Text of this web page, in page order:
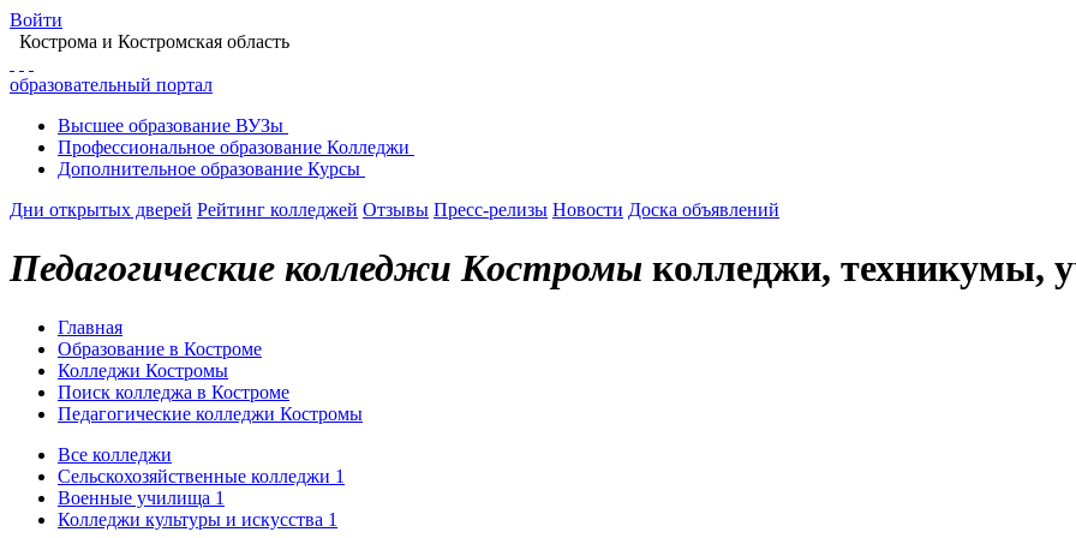
Войти
Кострома и Костромская область
образовательный портал
Высшее образование ВУЗы
Профессиональное образование Колледжи
Дополнительное образование Курсы
Дни открытых дверей Рейтинг колледжей Отзывы Пресс-релизы Новости Доска объявлений
Педагогические колледжи Костромы колледжи, техникумы,
Главная
Образование в Костроме
Колледжи Костромы
Поиск колледжа в Костроме
Педагогические колледжи Костромы
Все колледжи
Сельскохозяйственные колледжи 1
Военные училища 1
Колледжи культуры и искусства 1